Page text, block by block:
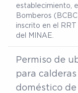
establecimiento,
Bomberos
inscrito en el
del MINAE.
Permiso de
para
doméstico